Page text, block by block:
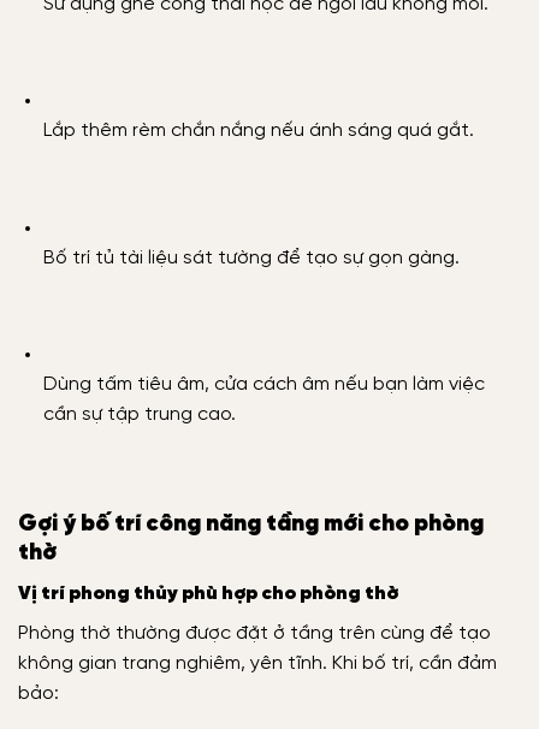
Lắp thêm rèm chắn nắng nếu ánh sáng quá gắt.
Bố trí tủ tài liệu sát tường để tạo sự gọn gàng.
Dùng tấm tiêu âm, cửa cách âm nếu bạn làm việc
cần sự tập trung cao.
Gợi ý bố trí công năng tầng mới cho phòng
thờ
Vị trí phong thủy phù hợp cho phòng thờ
Phòng thờ thường được đặt ở tầng trên cùng để tạo
không gian trang nghiêm, yên tĩnh. Khi bố trí, cần đảm
bảo: